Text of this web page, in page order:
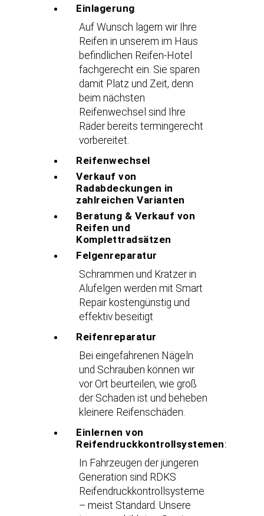
Einlagerung
Auf Wunsch lagern wir Ihre
Reifen in unserem im Haus
befindlichen Reifen-Hotel
fachgerecht ein. Sie sparen
damit Platz und Zeit, denn
beim nächsten
Reifenwechsel sind Ihre
Räder bereits termingerecht
vorbereitet.
Reifenwechsel
Verkauf von
Radabdeckungen in
zahlreichen Varianten
Beratung & Verkauf von
Reifen und
Komplettradsätzen
Felgenreparatur
Schrammen und Kratzer in
Alufelgen werden mit Smart
Repair kostengünstig und
effektiv beseitigt
Reifenreparatur
Bei eingefahrenen Nägeln
und Schrauben können wir
vor Ort beurteilen, wie groß
der Schaden ist und beheben
kleinere Reifenschäden.
Einlernen von
Reifendruckkontrollsystemen:
In Fahrzeugen der jüngeren
Generation sind RDKS
Reifendruckkontrollsysteme
– meist Standard. Unsere